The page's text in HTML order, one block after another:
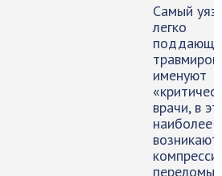
Самый
легко
именуют
врачи, в
наиболее
возникают